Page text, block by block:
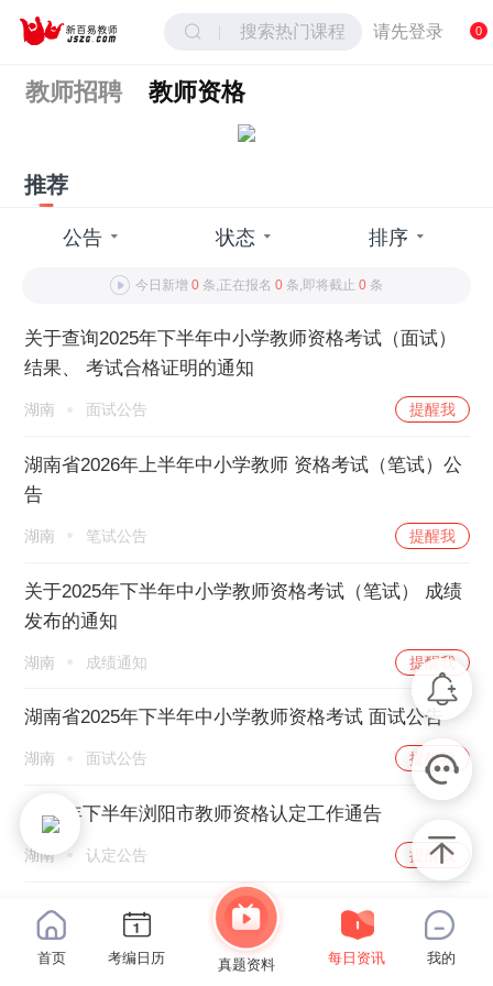
搜索热门课程 请先登录 0
教师招聘 教师资格
推荐
公告 状态 排序
今日新增0 条,正在报名0 条,即将截止0 条
关于查询2025年下半年中小学教师资格考试（面试）
结果、 考试合格证明的通知
湖南 面试公告 提醒我
湖南省2026年上半年中小学教师 资格考试（笔试）公
告
湖南 笔试公告 提醒我
关于2025年下半年中小学教师资格考试（笔试） 成绩
发布的通知
湖南 成绩通知 提醒我
湖南省2025年下半年中小学教师资格考试 面试公告
湖南 面试公告 提醒我
2025年下半年浏阳市教师资格认定工作通告
湖南 认定公告 提醒我
湖南湘江新区（岳麓区）2025年下半年初级中学教
师、小学教师、幼儿园教师资格认定工作通告
首页 考编日历 真题资料 每日资讯 我的